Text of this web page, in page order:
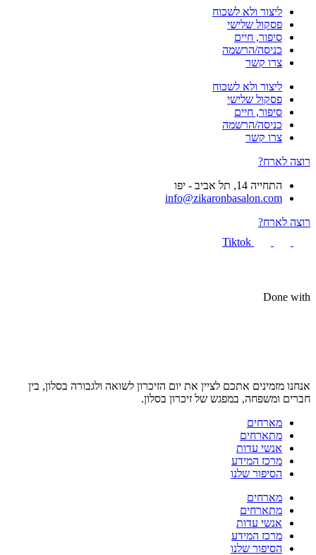
ליצור ולא לשכוח
פסקול שלישי
סיפור, חיים
כניסה/הרשמה
צרו קשר
ליצור ולא לשכוח
פסקול שלישי
סיפור, חיים
כניסה/הרשמה
צרו קשר
רוצה לארח?
התחייה 14, תל אביב - יפו
info@zikaronbasalon.com
רוצה לארח?
Tiktok
Done with
אנחנו מזמינים אתכם לציין את יום הזיכרון לשואה ולגבורה בסלון, בין
חברים ומשפחה, במפגש של זיכרון בסלון.
מארחים
מתארחים
אנשי עדות
מרכז המידע
הסיפור שלנו
מארחים
מתארחים
אנשי עדות
מרכז המידע
הסיפור שלנו